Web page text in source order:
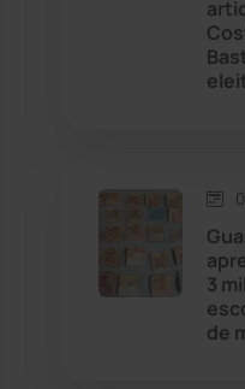
Cândido Sales
Caturama
Chapada
3
de